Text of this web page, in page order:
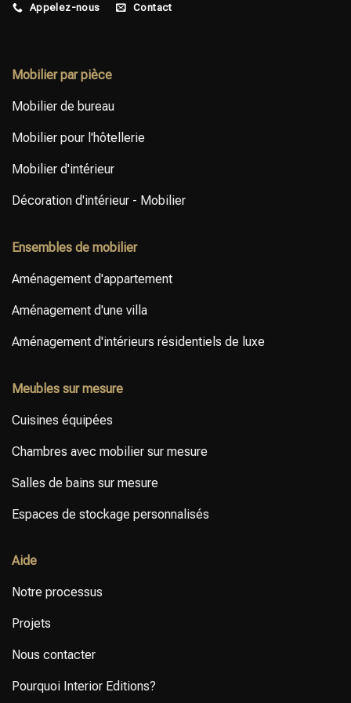
d’approvisionnement pour
adéquation avec la vision
performances attendues.⁣ ⁣
prochain projet d’aménagement
intérieur.
Appelez-nous Contact
Mobilier par pièce
Mobilier de bureau
Mobilier pour l'hôtellerie
Mobilier d'intérieur
Décoration d'intérieur - Mobilier
Ensembles de mobilier
Aménagement d'appartement
Aménagement d'une villa
Aménagement d'intérieurs résidentiels de luxe
Meubles sur mesure
Cuisines équipées
Chambres avec mobilier sur mesure
Salles de bains sur mesure
Espaces de stockage personnalisés
Aide
Notre processus
Projets
Nous contacter
Pourquoi Interior Editions?